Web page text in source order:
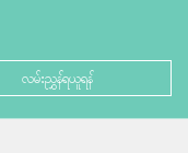
လမ်းညွှန်ရယူရန်